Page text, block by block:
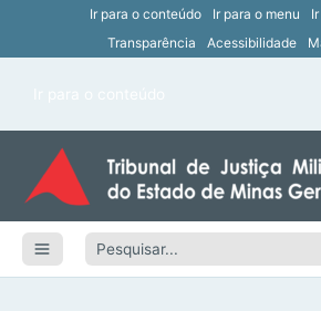
Ir para o conteúdo Ir para o menu
Transparência
Acessibilidade
Pesquisar: